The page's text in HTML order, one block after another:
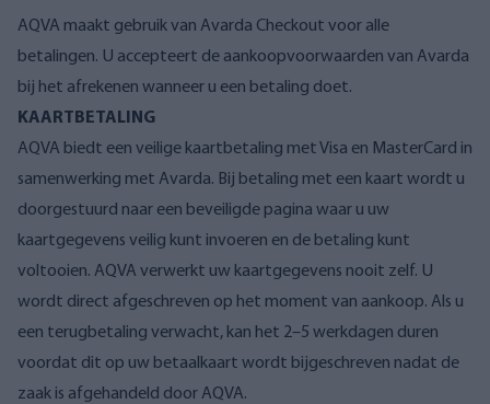
AQVA maakt gebruik van Avarda Checkout voor alle
betalingen. U accepteert de aankoopvoorwaarden van Avarda
bij het afrekenen wanneer u een betaling doet.
KAARTBETALING
AQVA biedt een veilige kaartbetaling met Visa en MasterCard in
samenwerking met Avarda. Bij betaling met een kaart wordt u
doorgestuurd naar een beveiligde pagina waar u uw
kaartgegevens veilig kunt invoeren en de betaling kunt
voltooien. AQVA verwerkt uw kaartgegevens nooit zelf. U
wordt direct afgeschreven op het moment van aankoop. Als u
een terugbetaling verwacht, kan het 2–5 werkdagen duren
voordat dit op uw betaalkaart wordt bijgeschreven nadat de
zaak is afgehandeld door AQVA.